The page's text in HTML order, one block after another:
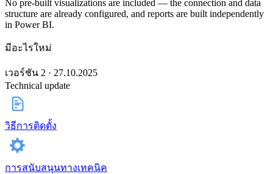
No pre-built visualizations are included — the connection and data
structure are already configured, and reports are built independently
in Power BI.
มีอะไรใหม่
เวอร์ชัน 2 · 27.10.2025
Technical update
วิธีการติดตั้ง
การสนับสนุนทางเทคนิค